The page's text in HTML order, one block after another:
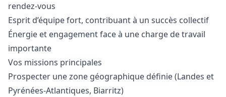
rendez-vous
Esprit d’équipe fort, contribuant à un succès collectif
Énergie et engagement face à une charge de travail
importante
Vos missions principales
Prospecter une zone géographique définie (Landes et
Pyrénées-Atlantiques, Biarritz)